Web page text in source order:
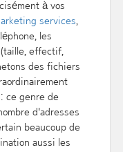
à vos
services,
les
effectif,
des fichiers
ce genre de
d'adresses
beaucoup de
aussi les